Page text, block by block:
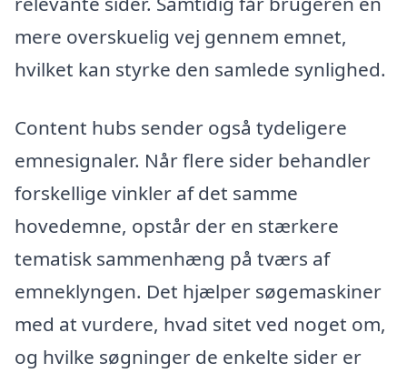
mere overskuelig vej gennem emnet,
hvilket kan styrke den samlede synlighed.
Content hubs sender også tydeligere
emnesignaler. Når flere sider behandler
forskellige vinkler af det samme
hovedemne, opstår der en stærkere
tematisk sammenhæng på tværs af
emneklyngen. Det hjælper søgemaskiner
med at vurdere, hvad sitet ved noget om,
og hvilke søgninger de enkelte sider er